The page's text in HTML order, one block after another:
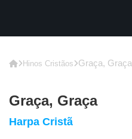
EBOOK
GRÁTIS
Hinos Cristãos Graça, Graça
Graça, Graça
Harpa Cristã